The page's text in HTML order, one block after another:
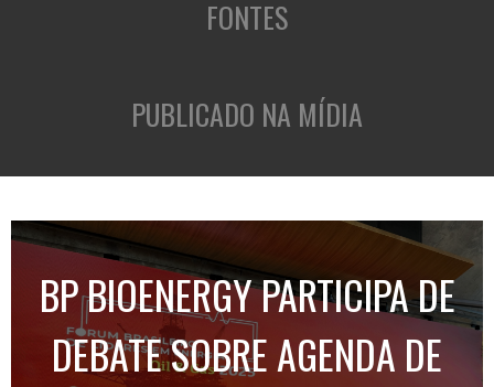
FONTES
PUBLICADO NA MÍDIA
BP BIOENERGY PARTICIPA DE
DEBATE SOBRE AGENDA DE